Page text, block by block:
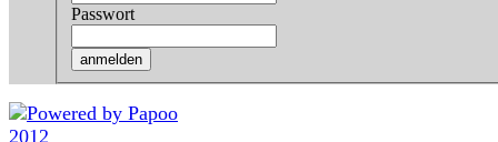
Passwort